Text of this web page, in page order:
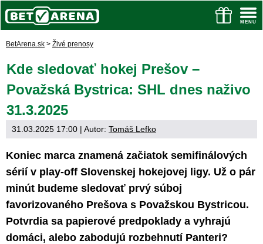
BetArena.sk > Živé prenosy
Kde sledovať hokej Prešov –
Považská Bystrica: SHL dnes naživo
31.3.2025
31.03.2025 17:00 | Autor: Tomáš Lefko
Koniec marca znamená začiatok semifinálových
sérií v play-off Slovenskej hokejovej ligy. Už o pár
minút budeme sledovať prvý súboj
favorizovaného Prešova s Považskou Bystricou.
Potvrdia sa papierové predpoklady a vyhrajú
domáci, alebo zabodujú rozbehnutí Panteri?